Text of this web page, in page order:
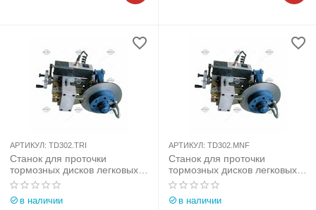
АРТИКУЛ: TD302.TRI
Станок для проточки
тормозных дисков легковых
автомобилей без снятия
Comec (Италия) арт.
TD302.TRI
в наличии
АРТИКУЛ: TD302.MNF
Станок для проточки
тормозных дисков легковых
автомобилей без снятия
Comec (Италия) арт.
TD302.MNF
в наличии